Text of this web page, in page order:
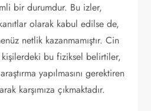
bir durumdur. Bu izler,
olarak kabul edilse de,
netlik kazanmamıştır. Cin
kişilerdeki bu fiziksel belirtiler,
yapılmasını gerektiren
karşımıza çıkmaktadır.